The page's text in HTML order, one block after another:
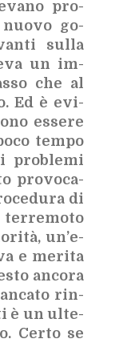
pro­
nuo­vo go­
sul­la
un im­
che al
Ed è evi­
es­se­re
tem­po
pro­ble­mi
pro­vo­ca­
di
ter­re­mo­to
un’e­
e me­ri­ta
an­co­ra
rin­
è un ul­te­
Cer­to se